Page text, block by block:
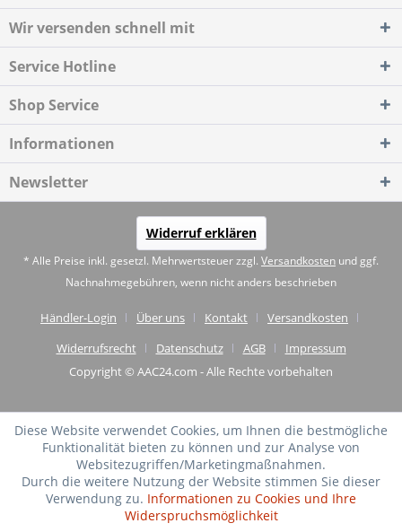
Wir versenden schnell mit
Service Hotline
Shop Service
Informationen
Newsletter
Widerruf erklären
* Alle Preise inkl. gesetzl. Mehrwertsteuer zzgl. Versandkosten und ggf.
Nachnahmegebühren, wenn nicht anders beschrieben
Händler-Login Über uns Kontakt
Versandkosten
Widerrufsrecht
Datenschutz AGB
Impressum
Copyright © AAC24.com - Alle Rechte vorbehalten
Diese Website verwendet Cookies, um Ihnen die bestmögliche
Funktionalität bieten zu können und zur Analyse von
Websitezugriffen/Marketingmaßnahmen.
Durch die weitere Nutzung der Website stimmen Sie dieser
Verwendung zu. Informationen zu Cookies und Ihre
Widerspruchsmöglichkeit